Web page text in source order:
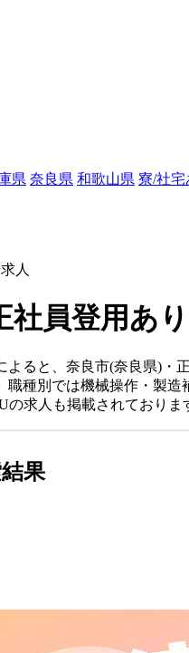
県 奈良県 和歌山県 寮/社宅
人
社員登用あ
ると、奈良市(奈良県)・
種別では機械操作・製造
求人も掲載されておりま
果